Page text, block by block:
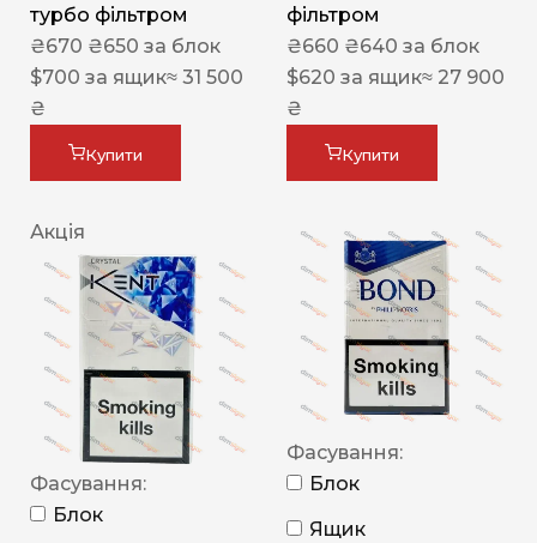
турбо фільтром
₴670 ₴650 за блок
$700 за ящик≈ 31 500
₴
Купити
фільтром
₴660 ₴640 за блок
$620 за ящик≈ 27 900
₴
Купити
Акція
Фасування:
Блок
Фасування:
Блок
Ящик